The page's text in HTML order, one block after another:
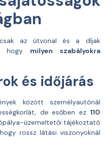
az útvonal és a díjak
hogy milyen szabályokra
és időjárás
között személyautónál
de esőben ez 110
üzemeltetői tájékoztató
rossz látási viszonyoknál